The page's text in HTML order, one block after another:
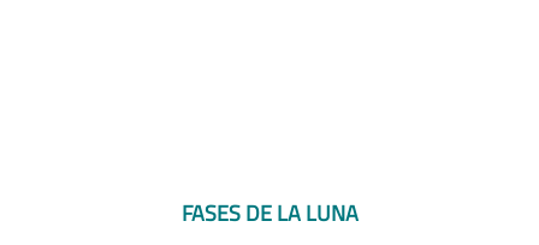
FASES DE LA LUNA